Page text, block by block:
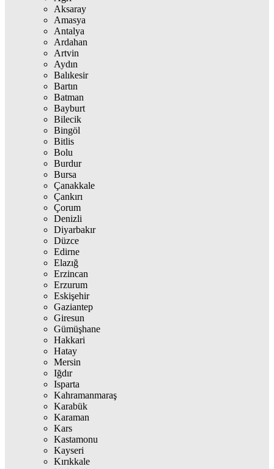
Aksaray
Amasya
Antalya
Ardahan
Artvin
Aydın
Balıkesir
Bartın
Batman
Bayburt
Bilecik
Bingöl
Bitlis
Bolu
Burdur
Bursa
Çanakkale
Çankırı
Çorum
Denizli
Diyarbakır
Düzce
Edirne
Elazığ
Erzincan
Erzurum
Eskişehir
Gaziantep
Giresun
Gümüşhane
Hakkari
Hatay
Mersin
Iğdır
Isparta
Kahramanmaraş
Karabük
Karaman
Kars
Kastamonu
Kayseri
Kırıkkale